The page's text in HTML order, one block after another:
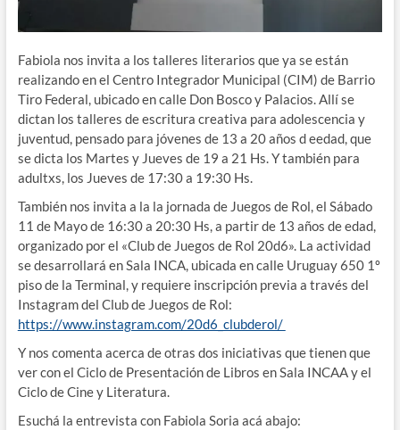
Fabiola nos invita a los talleres literarios que ya se están
realizando en el Centro Integrador Municipal (CIM) de Barrio
Tiro Federal, ubicado en calle Don Bosco y Palacios. Allí se
dictan los talleres de escritura creativa para adolescencia y
juventud, pensado para jóvenes de 13 a 20 años d eedad, que
se dicta los Martes y Jueves de 19 a 21 Hs. Y también para
adultxs, los Jueves de 17:30 a 19:30 Hs.
También nos invita a la la jornada de Juegos de Rol, el Sábado
11 de Mayo de 16:30 a 20:30 Hs, a partir de 13 años de edad,
organizado por el «Club de Juegos de Rol 20d6». La actividad
se desarrollará en Sala INCA, ubicada en calle Uruguay 650 1º
piso de la Terminal, y requiere inscripción previa a través del
Instagram del Club de Juegos de Rol:
https://www.instagram.com/20d6_clubderol/
Y nos comenta acerca de otras dos iniciativas que tienen que
ver con el Ciclo de Presentación de Libros en Sala INCAA y el
Ciclo de Cine y Literatura.
Esuchá la entrevista con Fabiola Soria acá abajo: